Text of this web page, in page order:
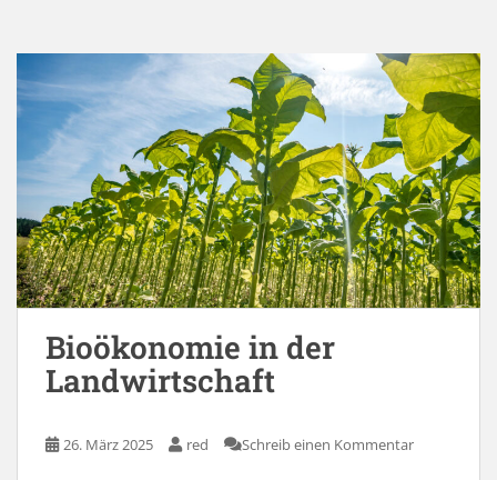
Bioökonomie in der
Landwirtschaft
26. März 2025 red Schreib einen Kommentar